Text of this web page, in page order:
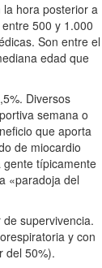
hora posterior a
500 y 1.000
Son entre el
edad que
Diversos
semana o
que aporta
de miocardio
gente típicamente
«paradoja del
supervivencia.
y con
del 50%).